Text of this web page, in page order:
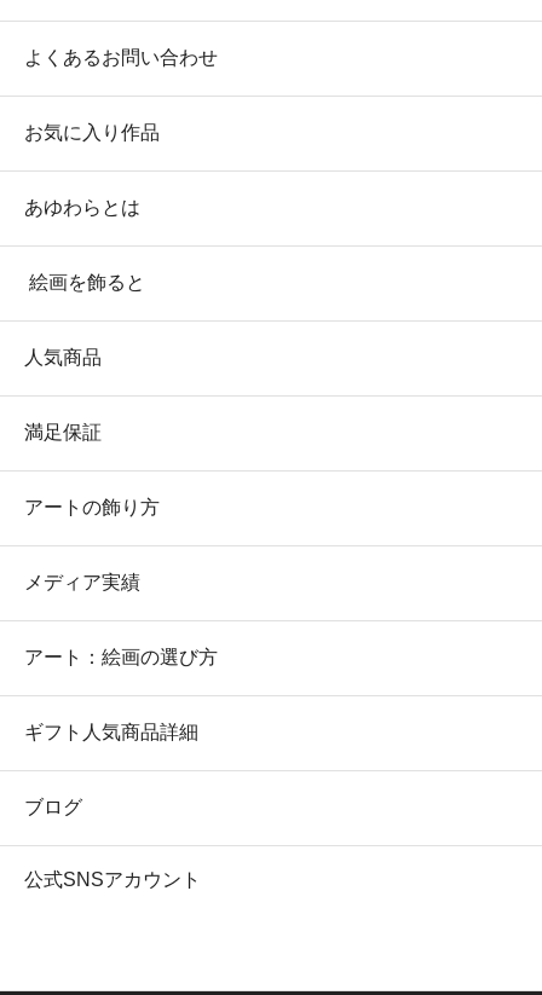
よくあるお問い合わせ
お気に入り作品
あゆわらとは
絵画を飾ると
人気商品
満足保証
アートの飾り方
メディア実績
アート：絵画の選び方
ギフト人気商品詳細
ブログ
公式SNSアカウント